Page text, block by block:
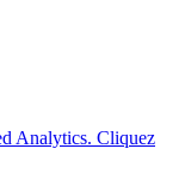
Analytics. Cliquez